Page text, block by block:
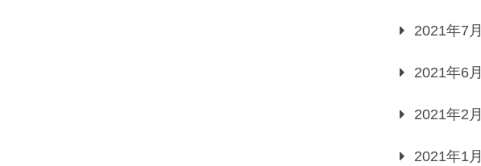
2021年7月
2021年6月
2021年2月
2021年1月